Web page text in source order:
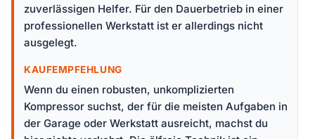
zuverlässigen Helfer. Für den Dauerbetrieb in einer
professionellen Werkstatt ist er allerdings nicht
ausgelegt.
KAUFEMPFEHLUNG
Wenn du einen robusten, unkomplizierten
Kompressor suchst, der für die meisten Aufgaben in
der Garage oder Werkstatt ausreicht, machst du